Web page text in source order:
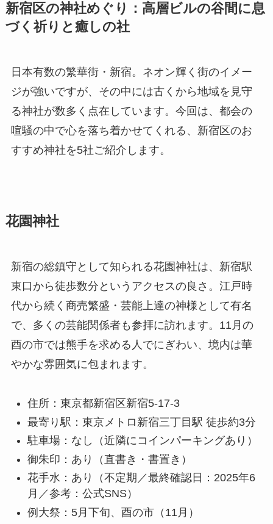
新宿区の神社めぐり：高層ビルの谷間に息
づく祈りと癒しの社
日本有数の繁華街・新宿。ネオン輝く街のイメー
ジが強いですが、その中には古くから地域を見守
る神社が数多く点在しています。今回は、都会の
喧騒の中で心を落ち着かせてくれる、新宿区のお
すすめ神社を5社ご紹介します。
花園神社
新宿の総鎮守として知られる花園神社は、新宿駅
東口から徒歩数分というアクセスの良さ。江戸時
代から続く商売繁盛・芸能上達の神様として有名
で、多くの芸能関係者も参拝に訪れます。11月の
酉の市では熊手を求める人でにぎわい、境内は華
やかな雰囲気に包まれます。
住所：東京都新宿区新宿5-17-3
最寄り駅：東京メトロ新宿三丁目駅 徒歩約3分
駐車場：なし（近隣にコインパーキングあり）
御朱印：あり（直書き・書置き）
花手水：あり（不定期／最終確認日：2025年6
月／参考：公式SNS）
例大祭：5月下旬、酉の市（11月）